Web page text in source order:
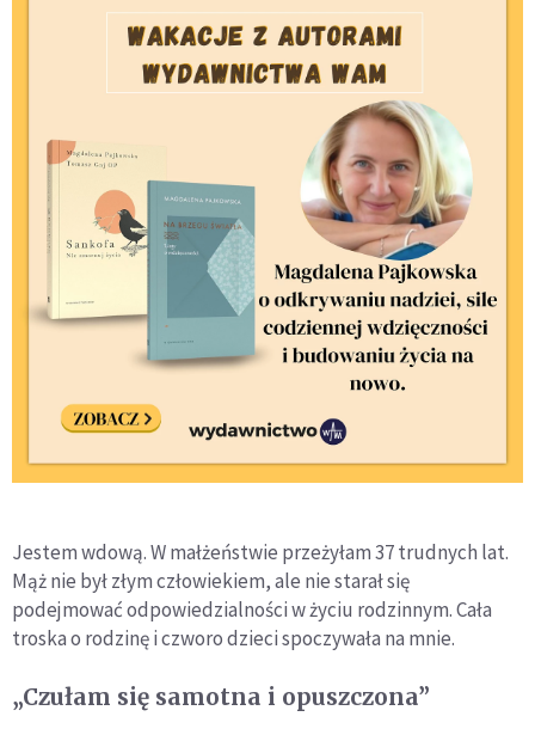
Jestem wdową. W małżeństwie przeżyłam 37 trudnych lat.
Mąż nie był złym człowiekiem, ale nie starał się
podejmować odpowiedzialności w życiu rodzinnym. Cała
troska o rodzinę i czworo dzieci spoczywała na mnie.
„Czułam się samotna i opuszczona”